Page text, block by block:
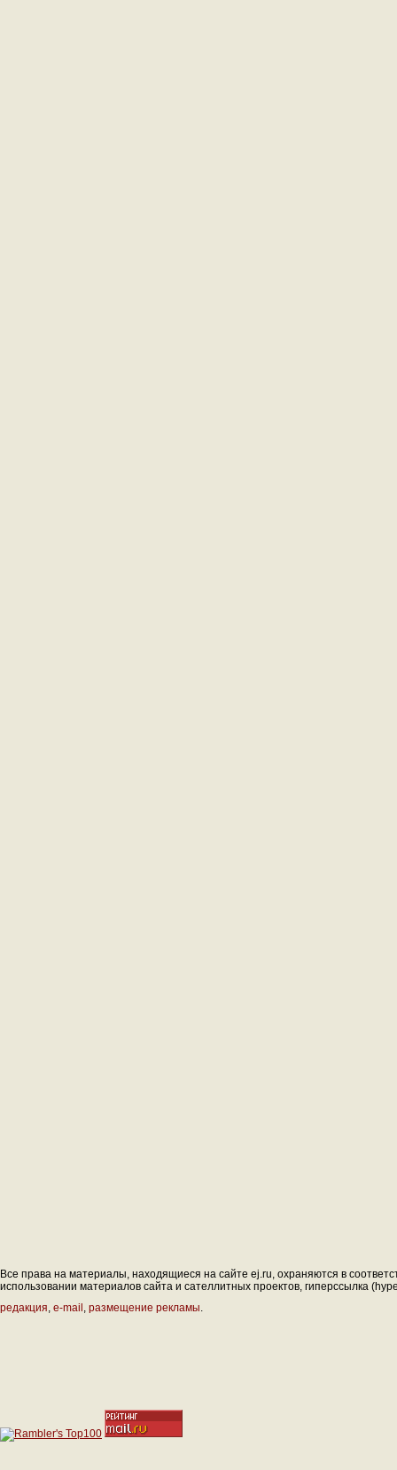
Все права на материалы, находящиеся на сайте ej.ru, охраняются в
использовании материалов сайта и сателлитных проектов, гиперссылка
редакция, e-mail , размещение рекламы.